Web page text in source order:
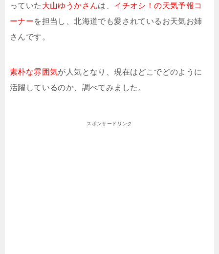
っていた 大山ゆうかさんは、 イチオシ！の天気予報コ
ーナーを担当し、北海道でも愛されているお天気お姉
さんです。
素朴な雰囲気が人気となり、現在はどこでどのように
活躍しているのか、調べてみました。
スポンサードリンク